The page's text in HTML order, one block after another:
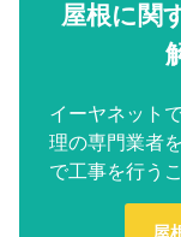
屋根に関
イーヤネット
理の専門業者
で工事を行う
屋